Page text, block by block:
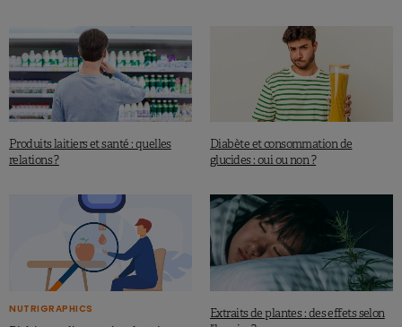
Produits laitiers et santé : quelles
relations ?
Diabète et consommation de
glucides : oui ou non ?
NUTRIGRAPHICS
Extraits de plantes : des effets selon